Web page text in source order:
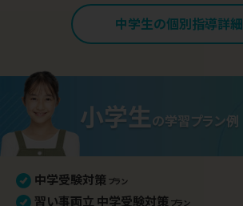
中学入学準備
高校学習先取り 中学生の個別指導詳細
小学生の学習プラン例
中学受験対策 プラン
習い事両立 中学受験対策 プラン